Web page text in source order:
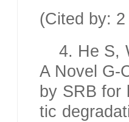
(Cited by:
4. He S,
A Novel G-
by SRB for
tic